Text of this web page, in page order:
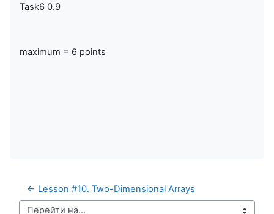
Task6 0.9
maximum = 6 points
← Lesson #10. Two-Dimensional Arrays